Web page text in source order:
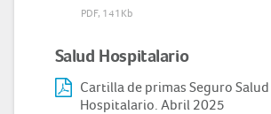
PDF, 141Kb
Salud Hospitalario
Cartilla de primas Seguro Salud
Hospitalario. Abril 2025